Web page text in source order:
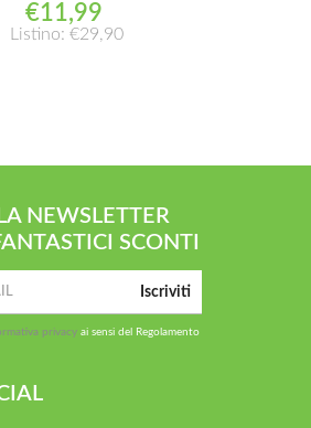
€11,99
Listino: €29,90
NEWSLETTER
SCONTI
Iscriviti
privacy ai sensi del Regolamento